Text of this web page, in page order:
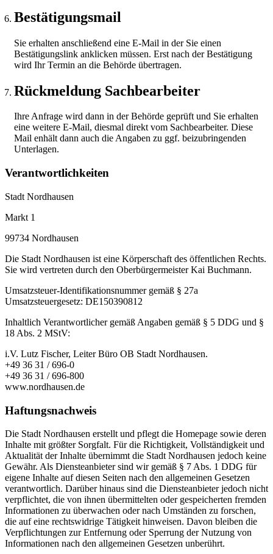
Bestätigungsmail
Sie erhalten anschließend eine E-Mail in der Sie einen
Bestätigungslink anklicken müssen. Erst nach der Bestätigung
wird Ihr Termin an die Behörde übertragen.
Rückmeldung Sachbearbeiter
Ihre Anfrage wird dann in der Behörde geprüft und Sie erhalten
eine weitere E-Mail, diesmal direkt vom Sachbearbeiter. Diese
Mail enhält dann auch die Angaben zu ggf. beizubringenden
Unterlagen.
Verantwortlichkeiten
Stadt Nordhausen
Markt 1
99734 Nordhausen
Die Stadt Nordhausen ist eine Körperschaft des öffentlichen Rechts.
Sie wird vertreten durch den Oberbürgermeister Kai Buchmann.
Umsatzsteuer-Identifikationsnummer gemäß § 27a
Umsatzsteuergesetz: DE150390812
Inhaltlich Verantwortlicher gemäß Angaben gemäß § 5 DDG und §
18 Abs. 2 MStV:
i.V. Lutz Fischer, Leiter Büro OB Stadt Nordhausen.
+49 36 31 / 696-0
+49 36 31 / 696-800
www.nordhausen.de
Haftungsnachweis
Die Stadt Nordhausen erstellt und pflegt die Homepage sowie deren
Inhalte mit größter Sorgfalt. Für die Richtigkeit, Vollständigkeit und
Aktualität der Inhalte übernimmt die Stadt Nordhausen jedoch keine
Gewähr. Als Diensteanbieter sind wir gemäß § 7 Abs. 1 DDG für
eigene Inhalte auf diesen Seiten nach den allgemeinen Gesetzen
verantwortlich. Darüber hinaus sind die Diensteanbieter jedoch nicht
verpflichtet, die von ihnen übermittelten oder gespeicherten fremden
Informationen zu überwachen oder nach Umständen zu forschen,
die auf eine rechtswidrige Tätigkeit hinweisen. Davon bleiben die
Verpflichtungen zur Entfernung oder Sperrung der Nutzung von
Informationen nach den allgemeinen Gesetzen unberührt.